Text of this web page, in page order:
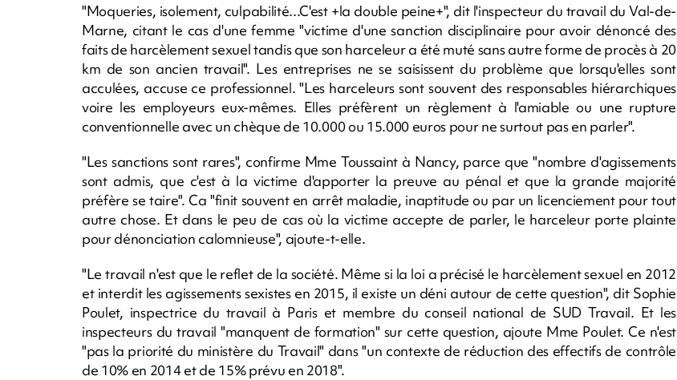
"Moqueries, isolement, culpabilité...C'est +la double peine+", dit l'inspecteur du travail du Val-de-
Marne, citant le cas d'une femme "victime d'une sanction disciplinaire pour avoir dénoncé des
faits de harcèlement sexuel tandis que son harceleur a été muté sans autre forme de procès à 20
km de son ancien travail". Les entreprises ne se saisissent du problème que lorsqu'elles sont
acculées, accuse ce professionnel. "Les harceleurs sont souvent des responsables hiérarchiques
voire les employeurs eux-mêmes. Elles préfèrent un règlement à l'amiable ou une rupture
conventionnelle avec un chèque de 10.000 ou 15.000 euros pour ne surtout pas en parler".
"Les sanctions sont rares", confirme Mme Toussaint à Nancy, parce que "nombre d'agissements
sont admis, que c'est à la victime d'apporter la preuve au pénal et que la grande majorité
préfère se taire". Ca "finit souvent en arrêt maladie, inaptitude ou par un licenciement pour tout
autre chose. Et dans le peu de cas où la victime accepte de parler, le harceleur porte plainte
pour dénonciation calomnieuse", ajoute-t-elle.
"Le travail n'est que le reflet de la société. Même si la loi a précisé le harcèlement sexuel en 2012
et interdit les agissements sexistes en 2015, il existe un déni autour de cette question", dit Sophie
Poulet, inspectrice du travail à Paris et membre du conseil national de SUD Travail. Et les
inspecteurs du travail "manquent de formation" sur cette question, ajoute Mme Poulet. Ce n'est
"pas la priorité du ministère du Travail" dans "un contexte de réduction des effectifs de contrôle
de 10% en 2014 et de 15% prévu en 2018".